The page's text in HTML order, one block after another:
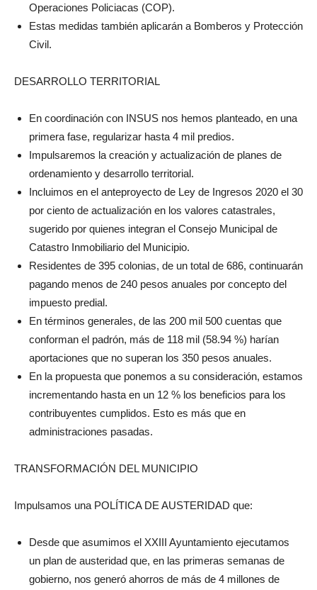
Operaciones Policiacas (COP).
Estas medidas también aplicarán a Bomberos y Protección
Civil.
DESARROLLO TERRITORIAL
En coordinación con INSUS nos hemos planteado, en una
primera fase, regularizar hasta 4 mil predios.
Impulsaremos la creación y actualización de planes de
ordenamiento y desarrollo territorial.
Incluimos en el anteproyecto de Ley de Ingresos 2020 el 30
por ciento de actualización en los valores catastrales,
sugerido por quienes integran el Consejo Municipal de
Catastro Inmobiliario del Municipio.
Residentes de 395 colonias, de un total de 686, continuarán
pagando menos de 240 pesos anuales por concepto del
impuesto predial.
En términos generales, de las 200 mil 500 cuentas que
conforman el padrón, más de 118 mil (58.94 %) harían
aportaciones que no superan los 350 pesos anuales.
En la propuesta que ponemos a su consideración, estamos
incrementando hasta en un 12 % los beneficios para los
contribuyentes cumplidos. Esto es más que en
administraciones pasadas.
TRANSFORMACIÓN DEL MUNICIPIO
Impulsamos una POLÍTICA DE AUSTERIDAD que:
Desde que asumimos el XXIII Ayuntamiento ejecutamos
un plan de austeridad que, en las primeras semanas de
gobierno, nos generó ahorros de más de 4 millones de